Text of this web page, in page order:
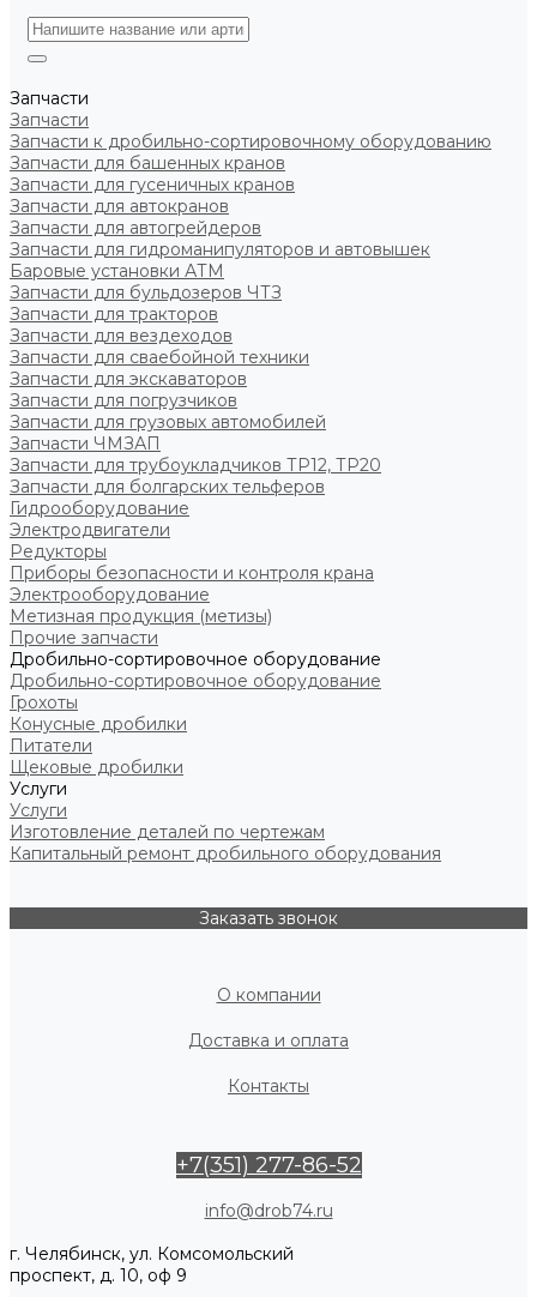
Запчасти
Запчасти
Запчасти к дробильно-сортировочному оборудованию
Запчасти для башенных кранов
Запчасти для гусеничных кранов
Запчасти для автокранов
Запчасти для автогрейдеров
Запчасти для гидроманипуляторов и автовышек
Баровые установки АТМ
Запчасти для бульдозеров ЧТЗ
Запчасти для тракторов
Запчасти для вездеходов
Запчасти для сваебойной техники
Запчасти для экскаваторов
Запчасти для погрузчиков
Запчасти для грузовых автомобилей
Запчасти ЧМЗАП
Запчасти для трубоукладчиков ТР12, ТР20
Запчасти для болгарских тельферов
Гидрооборудование
Электродвигатели
Редукторы
Приборы безопасности и контроля крана
Электрооборудование
Метизная продукция (метизы)
Прочие запчасти
Дробильно-сортировочное оборудование
Дробильно-сортировочное оборудование
Грохоты
Конусные дробилки
Питатели
Щековые дробилки
Услуги
Услуги
Изготовление деталей по чертежам
Капитальный ремонт дробильного оборудования
Заказать звонок
О компании
Доставка и оплата
Контакты
+7(351) 277-86-52
info@drob74.ru
г. Челябинск, ул. Комсомольский
проспект, д. 10, оф 9